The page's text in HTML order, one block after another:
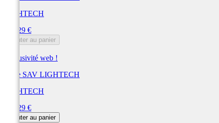
LIGHTECH
111,29 €
Ajouter au panier
Exclusivité web !
Pièce SAV LIGHTECH
LIGHTECH
111,29 €
Ajouter au panier